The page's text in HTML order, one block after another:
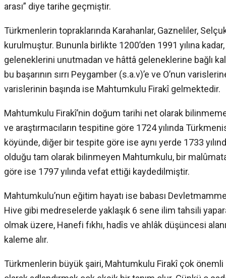
arası” diye tarihe geçmiştir.
Türkmenlerin topraklarında Karahanlar, Gazneliler,
kurulmuştur. Bununla birlikte 1200’den 1991 yılına
geleneklerini unutmadan ve hâttâ geleneklerine bağlı
bu başarının sırrı Peygamber (s.a.v)’e ve O’nun
varislerinin başında ise Mahtumkulu Firakî gelmektedir.
Mahtumkulu Firakî’nin doğum tarihi net olarak
ve araştırmacıların tespitine göre 1724 yılında
köyünde, diğer bir tespite göre ise aynı yerde 1733
olduğu tam olarak bilinmeyen Mahtumkulu, bir
göre ise 1797 yılında vefat ettiği kaydedilmiştir.
Mahtumkulu’nun eğitim hayatı ise babası
Hive gibi medreselerde yaklaşık 6 sene ilim tahsili
olmak üzere, Hanefi fıkhı, hadîs ve ahlâk düşüncesi
kaleme alır.
Türkmenlerin büyük şairi, Mahtumkulu Firakî çok